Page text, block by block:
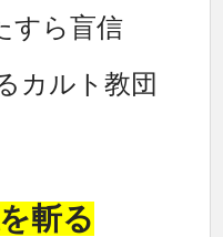
すら盲信
カルト教団
斬る